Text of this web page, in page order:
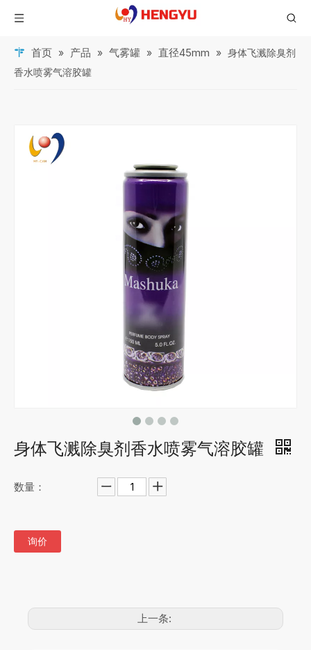
首页 » 产品 » 气雾罐 » 直径45mm » 身体飞溅除臭剂
香水喷雾气溶胶罐
身体飞溅除臭剂香水喷雾气溶胶罐
数量：
询价
上一条: